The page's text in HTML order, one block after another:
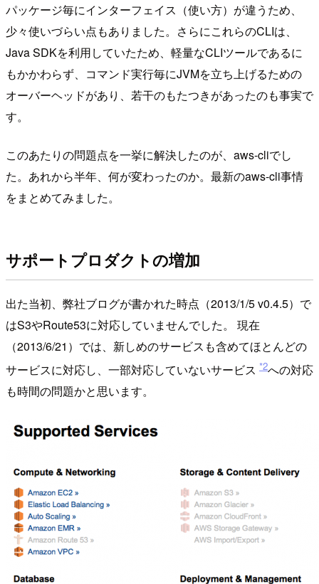
パッケージ毎にインターフェイス（使い方）が違うため、
少々使いづらい点もありました。さらにこれらのCLIは、
Java SDKを利用していたため、軽量なCLIツールであるに
もかかわらず、コマンド実行毎にJVMを立ち上げるための
オーバーヘッドがあり、若干のもたつきがあったのも事実で
す。
このあたりの問題点を一挙に解決したのが、aws-cliでし
た。あれから半年、何が変わったのか。最新のaws-cli事情
をまとめてみました。
サポートプロダクトの増加
出た当初、弊社ブログが書かれた時点（2013/1/5 v0.4.5）で
はS3やRoute53に対応していませんでした。 現在
（2013/6/21）では、新しめのサービスも含めてほとんどの
サービスに対応し、一部対応していないサービス *2への対応
も時間の問題かと思います。